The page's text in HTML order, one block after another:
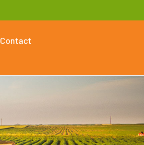
Contact